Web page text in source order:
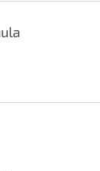
je 5 z 5 hvězdiček.
je 5 z 5 hvězdiček.